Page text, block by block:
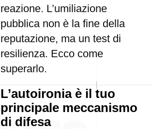
reazione. L’umiliazione
pubblica non è la fine della
reputazione, ma un test di
resilienza. Ecco come
superarlo.
L’autoironia è il tuo
principale meccanismo
di difesa